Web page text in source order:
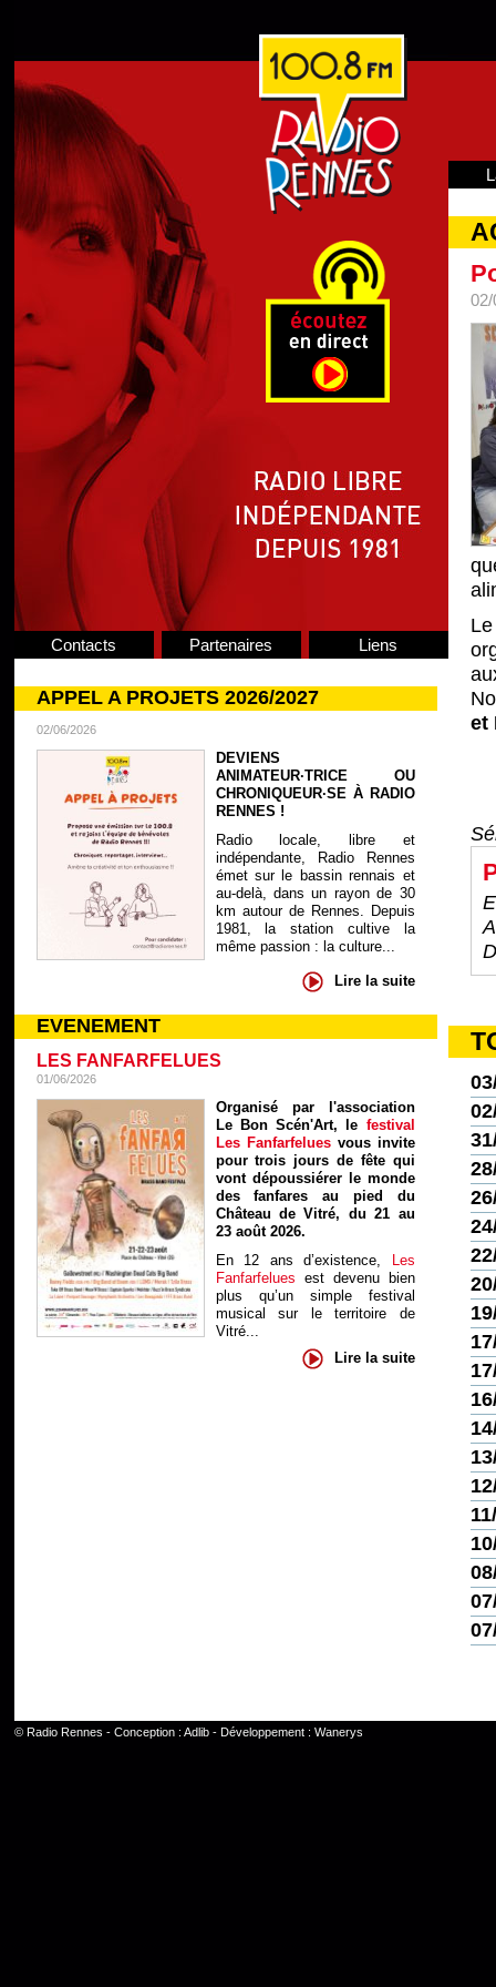
Contacts Partenaires Liens
APPEL A PROJETS 2026/2027
02/06/2026
DEVIENS
ANIMATEUR·TRICE OU
CHRONIQUEUR·SE À RADIO
RENNES !
Radio locale, libre et
indépendante, Radio Rennes
émet sur le bassin rennais et
au-delà, dans un rayon de 30
km autour de Rennes. Depuis
1981, la station cultive la
même passion : la culture...
Lire la suite
EVENEMENT
LES FANFARFELUES
01/06/2026
Organisé par l'association
Le Bon Scén'Art, le festival
Les Fanfarfelues vous invite
pour trois jours de fête qui
vont dépoussiérer le monde
des fanfares au pied du
Château de Vitré, du 21 au
23 août 2026.
En 12 ans d’existence, Les
Fanfarfelues est devenu bien
plus qu’un simple festival
musical sur le territoire de
Vitré...
Lire la suite
02/
et
© Radio Rennes - Conception : Adlib- Développement : Wanerys